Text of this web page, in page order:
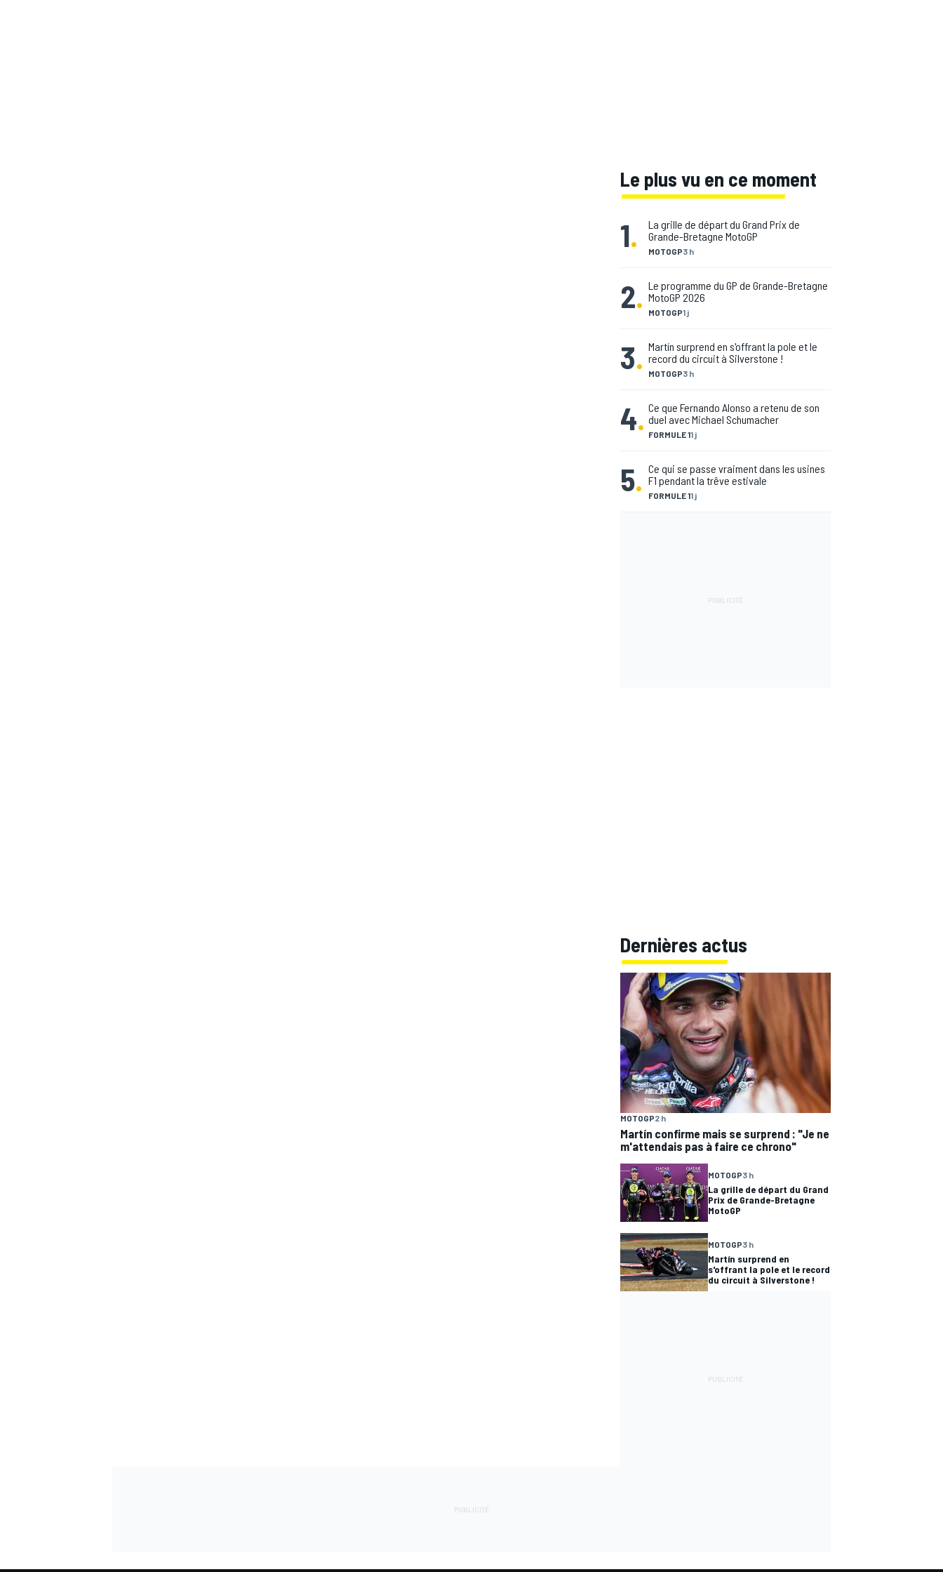
Le plus vu en ce moment
1. MOTOGP3 h
La grille de départ du Grand Prix de
Grande-Bretagne MotoGP
2. MOTOGP1 j
Le programme du GP de Grande-Bretagne
MotoGP 2026
3. MOTOGP3 h
Martín surprend en s'offrant la pole et le
record du circuit à Silverstone !
4. FORMULE 11 j
Ce que Fernando Alonso a retenu de son
duel avec Michael Schumacher
5. FORMULE 11 j
Ce qui se passe vraiment dans les usines
F1 pendant la trêve estivale
Dernières actus
MOTOGP2 h
Martín confirme mais se surprend : "Je ne
m'attendais pas à faire ce chrono"
MOTOGP3 h
La grille de départ du Grand
Prix de Grande-Bretagne
MotoGP
MOTOGP3 h
Martín surprend en
s'offrant la pole et le record
du circuit à Silverstone !